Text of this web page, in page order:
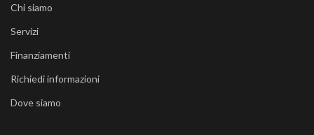
Chi siamo
Servizi
Finanziamenti
Richiedi informazioni
Dove siamo